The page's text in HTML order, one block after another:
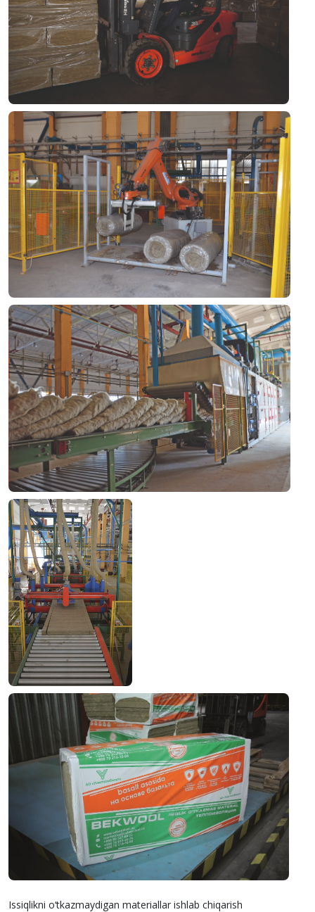
Issiqlikni o‘tkazmaydigan materiallar ishlab chiqarish